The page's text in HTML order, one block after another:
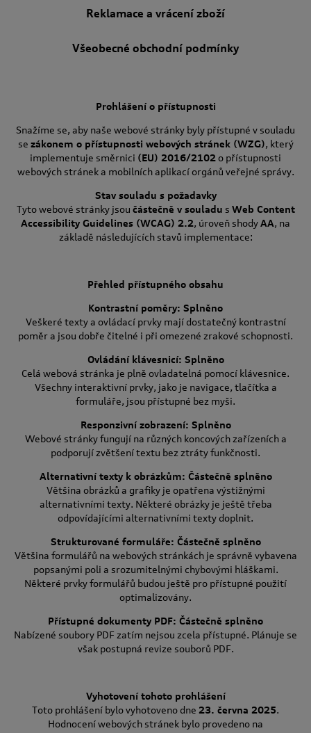
Reklamace a vrácení zboží
Všeobecné obchodní podmínky
Prohlášení o přístupnosti
Snažíme se, aby naše webové stránky byly přístupné v souladu
se zákonem o přístupnosti webových stránek (WZG), který
implementuje směrnici (EU) 2016/2102o přístupnosti
webových stránek a mobilních aplikací orgánů veřejné správy.
Stav souladu s požadavky
Tyto webové stránky jsou částečně v souladu s Web Content
Accessibility Guidelines (WCAG) 2.2, úroveň shodyAA, na
základě následujících stavů implementace:
Přehled přístupného obsahu
Kontrastní poměry: Splněno
Veškeré texty a ovládací prvky mají dostatečný kontrastní
poměr a jsou dobře čitelné i při omezené zrakové schopnosti.
Ovládání klávesnicí: Splněno
Celá webová stránka je plně ovladatelná pomocí klávesnice.
Všechny interaktivní prvky, jako je navigace, tlačítka a
formuláře, jsou přístupné bez myši.
Responzivní zobrazení: Splněno
Webové stránky fungují na různých koncových zařízeních a
podporují zvětšení textu bez ztráty funkčnosti.
Alternativní texty k obrázkům: Částečně splněno
Většina obrázků a grafiky je opatřena výstižnými
alternativními texty. Některé obrázky je ještě třeba
odpovídajícími alternativními texty doplnit.
Strukturované formuláře: Částečně splněno
Většina formulářů na webových stránkách je správně vybavena
popsanými poli a srozumitelnými chybovými hláškami.
Některé prvky formulářů budou ještě pro přístupné použití
optimalizovány.
Přístupné dokumenty PDF: Částečně splněno
Nabízené soubory PDF zatím nejsou zcela přístupné. Plánuje se
však postupná revize souborů PDF.
Vyhotovení tohoto prohlášení
Toto prohlášení bylo vyhotoveno dne 23. června 2025.
Hodnocení webových stránek bylo provedeno na